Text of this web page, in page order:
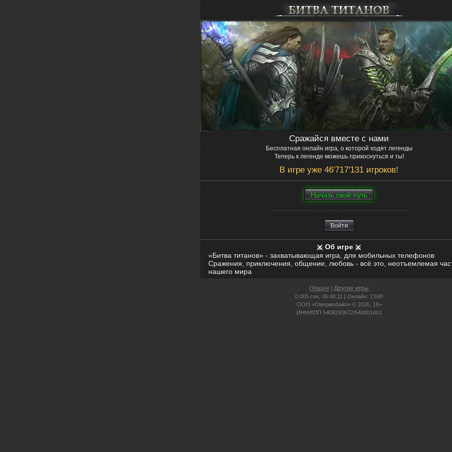
Сражайся вместе с нами
Бесплатная онлайн игра, о которой ходят легенды
Теперь к легенде можешь прикоснуться и ты!
В игре уже 46'717'131 игроков!
Нaчaть свой путь
Войти
Об игре
«Битва титанов» - захватывающая игра, для мобильных телефонов
Сражения, приключения, общение, любовь - всё это, неотъемлемая
нашего мира
Общее Другие игры
0.005 сек, 06:48:11 | Онлайн: 1'698
ООО «Овермобайл» © 2026, 18+
ИНН/КПП 5408290672/540801001